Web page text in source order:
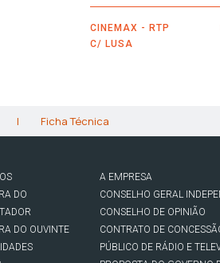
CINEMAX - RTP
C/ LUSA
| Ficha Técnica
DO
DO OUVINTE
A EMPRESA
CONSELHO GERAL
CONSELHO DE OPINIÃO
CONTRATO DE
PÚBLICO DE RÁDIO E